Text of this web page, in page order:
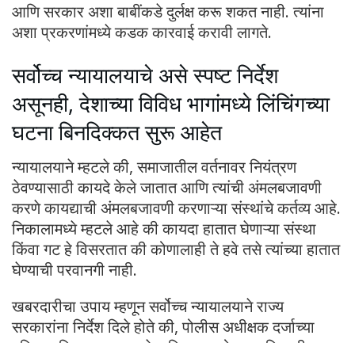
आणि सरकार अशा बाबींकडे दुर्लक्ष करू शकत नाही. त्यांना
अशा प्रकरणांमध्ये कडक कारवाई करावी लागते.
सर्वोच्च न्यायालयाचे असे स्पष्ट निर्देश
असूनही, देशाच्या विविध भागांमध्ये लिंचिंगच्या
घटना बिनदिक्कत सुरू आहेत
न्यायालयाने म्हटले की, समाजातील वर्तनावर नियंत्रण
ठेवण्यासाठी कायदे केले जातात आणि त्यांची अंमलबजावणी
करणे कायद्याची अंमलबजावणी करणाऱ्या संस्थांचे कर्तव्य आहे.
निकालामध्ये म्हटले आहे की कायदा हातात घेणाऱ्या संस्था
किंवा गट हे विसरतात की कोणालाही ते हवे तसे त्यांच्या हातात
घेण्याची परवानगी नाही.
खबरदारीचा उपाय म्हणून सर्वोच्च न्यायालयाने राज्य
सरकारांना निर्देश दिले होते की, पोलीस अधीक्षक दर्जाच्या